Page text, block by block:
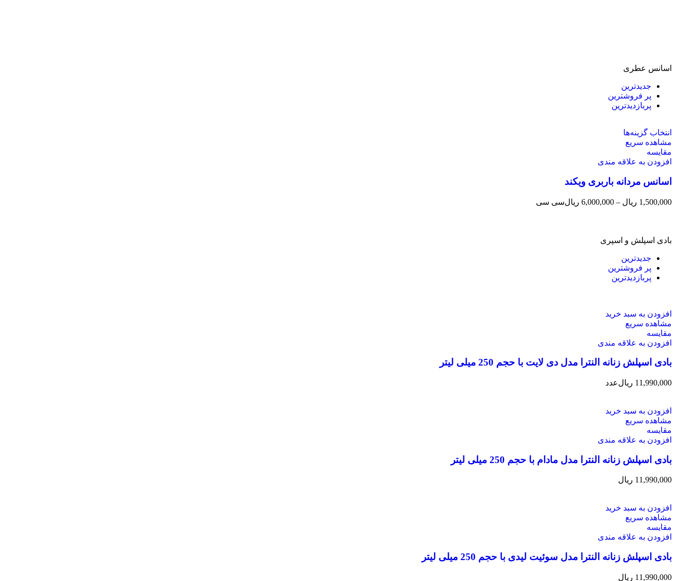
اسانس عطری
جدیدترین
پر فروشترین
پربازدیدترین
انتخاب گزینه‌ها
مشاهده سریع
مقایسه
افزودن به علاقه مندی
اسانس مردانه باربری ویکند
1,500,000 ریال –
6,000,000 ریالسی سی
بادی اسپلش و اسپری
جدیدترین
پر فروشترین
پربازدیدترین
افزودن به سبد خرید
مشاهده سریع
مقایسه
افزودن به علاقه مندی
بادی اسپلش زنانه النترا مدل دی لایت با حجم 250 میلی لیتر
11,990,000 ریالعدد
افزودن به سبد خرید
مشاهده سریع
مقایسه
افزودن به علاقه مندی
بادی اسپلش زنانه النترا مدل مادام با حجم 250 میلی لیتر
11,990,000 ریال
افزودن به سبد خرید
مشاهده سریع
مقایسه
افزودن به علاقه مندی
بادی اسپلش زنانه النترا مدل سوئیت لیدی با حجم 250 میلی لیتر
11,990,000 ریال